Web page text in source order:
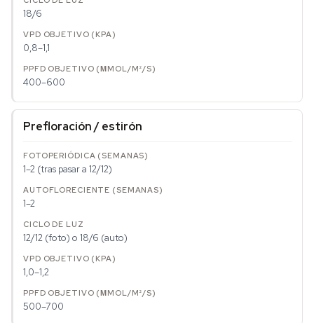
18/6
0,8–1,1
400–600
Prefloración / estirón
1–2 (tras pasar a 12/12)
1–2
12/12 (foto) o 18/6 (auto)
1,0–1,2
500–700